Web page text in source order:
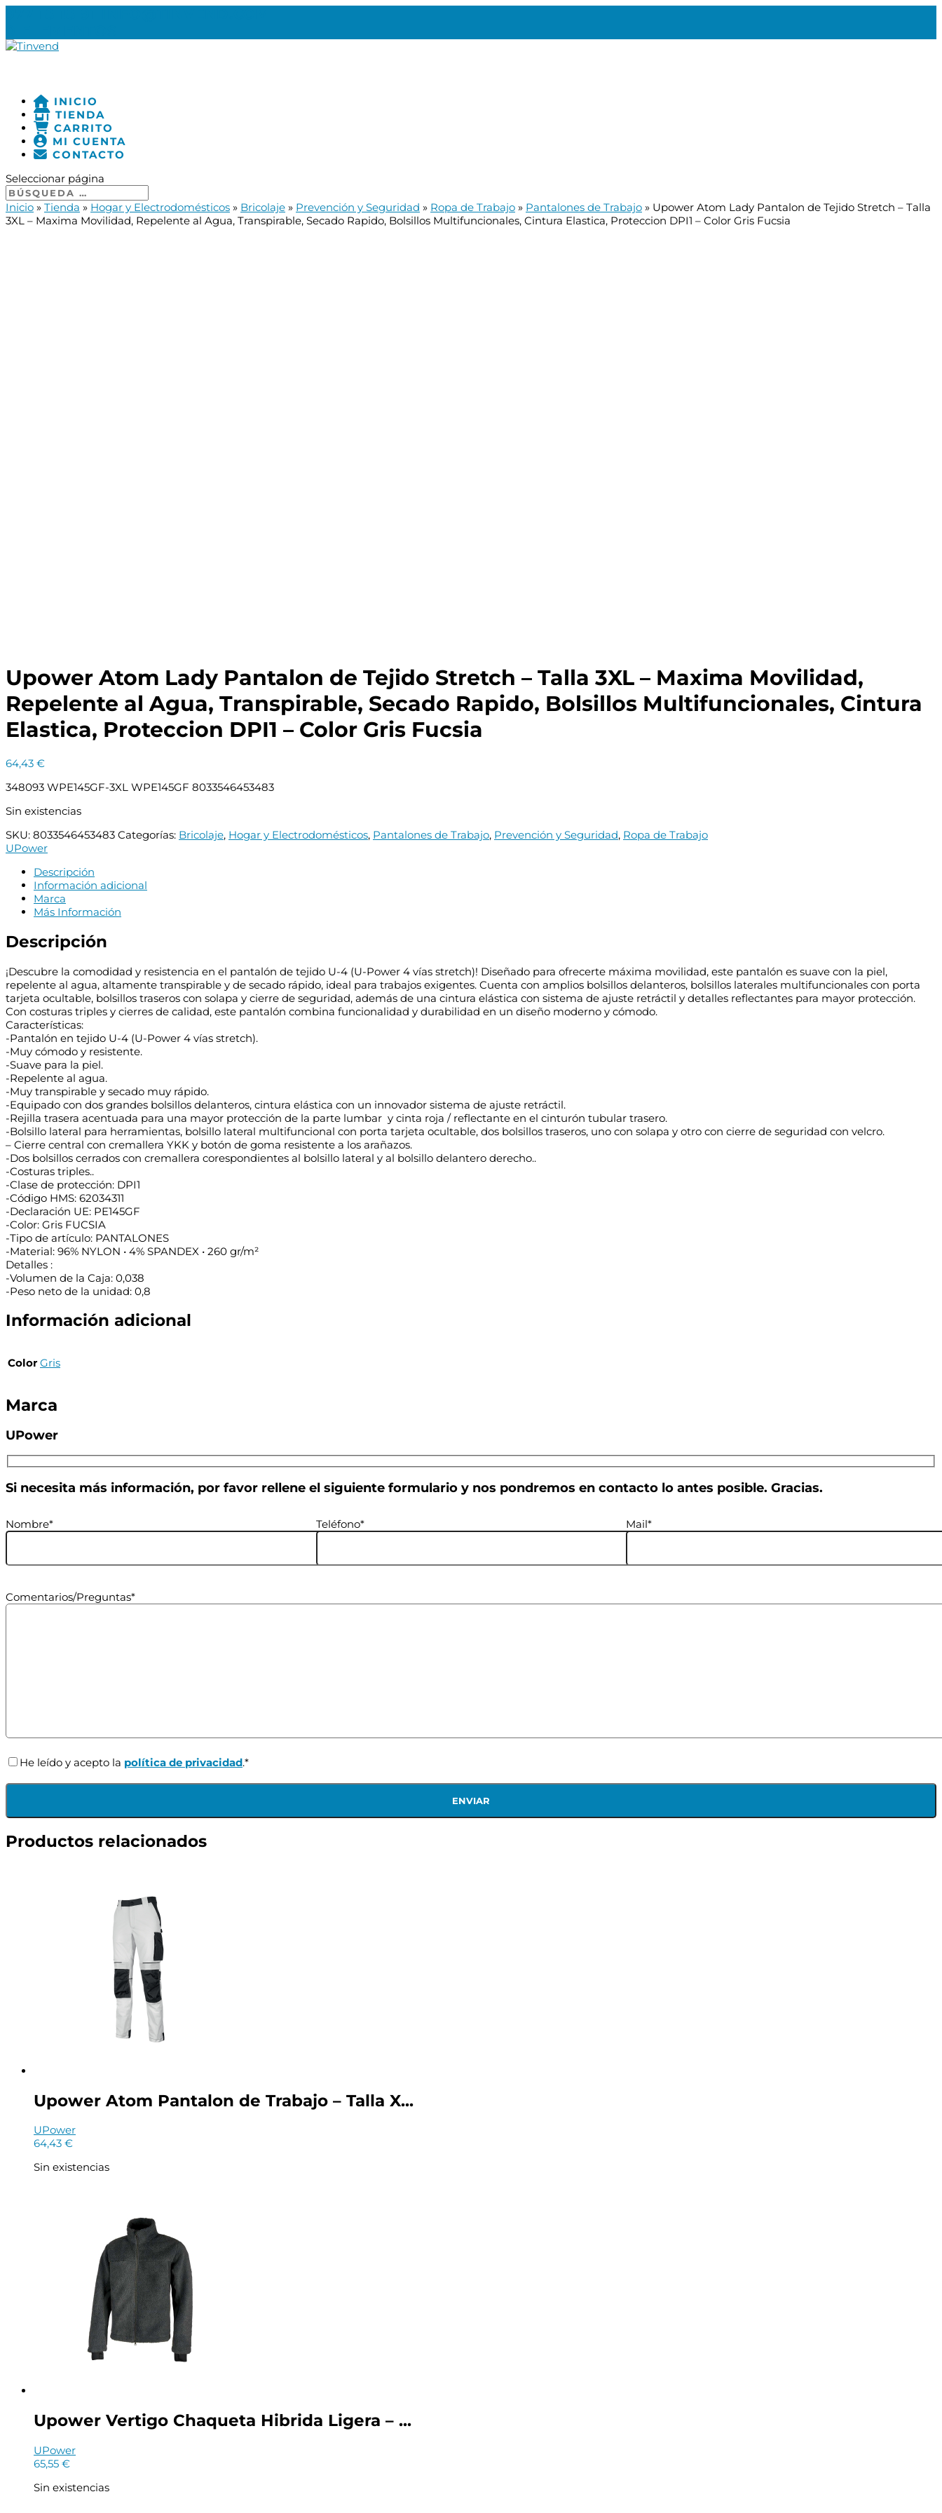
INICIO
TIENDA
CARRITO
MI CUENTA
CONTACTO
Seleccionar página
Inicio » Tienda » Hogar y Electrodomésticos » Bricolaje » Prevención y Seguridad » Ropa de Trabajo » Pantalones de Trabajo » Upower Atom Lady Pantalon de Tejido Stretch – Talla
3XL – Maxima Movilidad, Repelente al Agua, Transpirable, Secado Rapido, Bolsillos Multifuncionales, Cintura Elastica, Proteccion DPI1 – Color Gris Fucsia
Upower Atom Lady Pantalon de Tejido Stretch – Talla 3XL – Maxima Movilidad,
Repelente al Agua, Transpirable, Secado Rapido, Bolsillos Multifuncionales, Cintura
Elastica, Proteccion DPI1 – Color Gris Fucsia
64,43 €
348093 WPE145GF-3XL WPE145GF 8033546453483
Sin existencias
SKU: 8033546453483 Categorías: Bricolaje, Hogar y Electrodomésticos, Pantalones de Trabajo, Prevención y Seguridad, Ropa de Trabajo
UPower
Descripción
Información adicional
Marca
Más Información
Descripción
¡Descubre la comodidad y resistencia en el pantalón de tejido U-4 (U-Power 4 vías stretch)! Diseñado para ofrecerte máxima movilidad, este pantalón es suave con la piel,
repelente al agua, altamente transpirable y de secado rápido, ideal para trabajos exigentes. Cuenta con amplios bolsillos delanteros, bolsillos laterales multifuncionales con porta
tarjeta ocultable, bolsillos traseros con solapa y cierre de seguridad, además de una cintura elástica con sistema de ajuste retráctil y detalles reflectantes para mayor protección.
Con costuras triples y cierres de calidad, este pantalón combina funcionalidad y durabilidad en un diseño moderno y cómodo.
Características:
-Pantalón en tejido U-4 (U-Power 4 vías stretch).
-Muy cómodo y resistente.
-Suave para la piel.
-Repelente al agua.
-Muy transpirable y secado muy rápido.
-Equipado con dos grandes bolsillos delanteros, cintura elástica con un innovador sistema de ajuste retráctil.
-Rejilla trasera acentuada para una mayor protección de la parte lumbar y cinta roja / reflectante en el cinturón tubular trasero.
-Bolsillo lateral para herramientas, bolsillo lateral multifuncional con porta tarjeta ocultable, dos bolsillos traseros, uno con solapa y otro con cierre de seguridad con velcro.
– Cierre central con cremallera YKK y botón de goma resistente a los arañazos.
-Dos bolsillos cerrados con cremallera corespondientes al bolsillo lateral y al bolsillo delantero derecho..
-Costuras triples..
-Clase de protección: DPI1
-Código HMS: 62034311
-Declaración UE: PE145GF
-Color: Gris FUCSIA
-Tipo de artículo: PANTALONES
-Material: 96% NYLON • 4% SPANDEX • 260 gr/m²
Detalles :
-Volumen de la Caja: 0,038
-Peso neto de la unidad: 0,8
Información adicional
Color Gris
Marca
UPower
Si necesita más información, por favor rellene el siguiente formulario y nos pondremos en contacto lo antes posible. Gracias.
Nombre* Teléfono* Mail*
Comentarios/Preguntas*
He leído y acepto la política de privacidad.*
Productos relacionados
Upower Atom Pantalon de Trabajo – Talla X...
UPower
64,43 €
Sin existencias
Upower Vertigo Chaqueta Hibrida Ligera – ...
UPower
65,55 €
Sin existencias